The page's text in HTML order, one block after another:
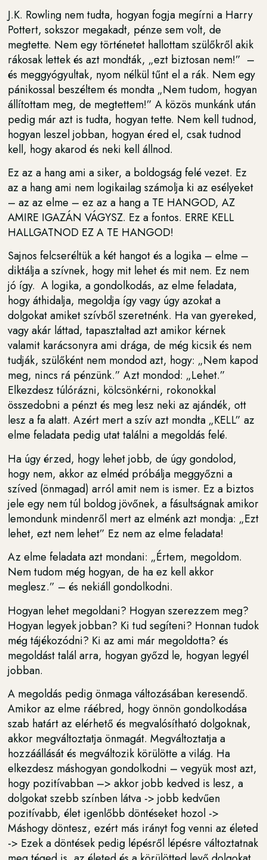
J.K. Rowling nem tudta, hogyan fogja megírni a Harry
Pottert, sokszor megakadt, pénze sem volt, de
megtette. Nem egy történetet hallottam szülőkről akik
rákosak lettek és azt mondták, „ezt biztosan nem!” –
és meggyógyultak, nyom nélkül tűnt el a rák. Nem egy
pánikossal beszéltem és mondta „Nem tudom, hogyan
állítottam meg, de megtettem!” A közös munkánk után
pedig már azt is tudta, hogyan tette. Nem kell tudnod,
hogyan leszel jobban, hogyan éred el, csak tudnod
kell, hogy akarod és neki kell állnod.
Ez az a hang ami a siker, a boldogság felé vezet. Ez
az a hang ami nem logikailag számolja ki az esélyeket
– az az elme – ez az a hang a TE HANGOD, AZ
AMIRE IGAZÁN VÁGYSZ. Ez a fontos. ERRE KELL
HALLGATNOD EZ A TE HANGOD!
Sajnos felcseréltük a két hangot és a logika – elme –
diktálja a szívnek, hogy mit lehet és mit nem. Ez nem
jó így. A logika, a gondolkodás, az elme feladata,
hogy áthidalja, megoldja így vagy úgy azokat a
dolgokat amiket szívből szeretnénk. Ha van gyereked,
vagy akár láttad, tapasztaltad azt amikor kérnek
valamit karácsonyra ami drága, de még kicsik és nem
tudják, szülőként nem mondod azt, hogy: „Nem kapod
meg, nincs rá pénzünk.” Azt mondod: „Lehet.”
Elkezdesz túlórázni, kölcsönkérni, rokonokkal
összedobni a pénzt és meg lesz neki az ajándék, ott
lesz a fa alatt. Azért mert a szív azt mondta „KELL” az
elme feladata pedig utat találni a megoldás felé.
Ha úgy érzed, hogy lehet jobb, de úgy gondolod,
hogy nem, akkor az elméd próbálja meggyőzni a
szíved (önmagad) arról amit nem is ismer. Ez a biztos
jele egy nem túl boldog jövőnek, a fásultságnak amikor
lemondunk mindenről mert az elménk azt mondja: „Ezt
lehet, ezt nem lehet” Ez nem az elme feladata!
Az elme feladata azt mondani: „Értem, megoldom.
Nem tudom még hogyan, de ha ez kell akkor
meglesz.” – és nekiáll gondolkodni.
Hogyan lehet megoldani? Hogyan szerezzem meg?
Hogyan legyek jobban? Ki tud segíteni? Honnan tudok
még tájékozódni? Ki az ami már megoldotta? és
megoldást talál arra, hogyan győzd le, hogyan legyél
jobban.
A megoldás pedig önmaga változásában keresendő.
Amikor az elme ráébred, hogy önnön gondolkodása
szab határt az elérhető és megvalósítható dolgoknak,
akkor megváltoztatja önmagát. Megváltoztatja a
hozzáállását és megváltozik körülötte a világ. Ha
elkezdesz máshogyan gondolkodni – vegyük most azt,
hogy pozitívabban –> akkor jobb kedved is lesz, a
dolgokat szebb színben látva -> jobb kedvűen
pozitívabb, élet igenlőbb döntéseket hozol ->
Máshogy döntesz, ezért más irányt fog venni az életed
-> Ezek a döntések pedig lépésről lépésre változtatnak